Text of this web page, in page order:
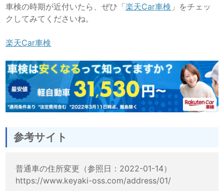
車検の時期が近付いたら、ぜひ「楽天Car車検 」をチェッ
クしてみてくださいね。
楽天Car車検
参考サイト
普通車の住所変更（参照日：2022-01-14）
https://www.keyaki-oss.com/address/01/